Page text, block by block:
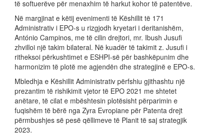
të softuerëve për menaxhim të harkut kohor të patentëve.
Në margjinat e këtij evenimenti të Këshillit të 171
Administrativ i EPO-s u rizgjodh kryetari i deritanishëm,
António Campinos, me të cilin drejtori, mr. Ibush Jusufi
zhvilloi një takim bilateral. Në kuadër të takimit z. Jusufi i
ritheksoi përkushtimet e ESHPI-së për bashkëpunim dhe
harmonizim të plotë me agjendën dhe strategjinë e EPO-s.
Mbledhja e Këshillit Administrativ përfshiu gjithashtu një
prezantim të rishikimit vjetor të EPO 2021 me shtetet
anëtare, të cilat e mbështesin plotësisht përparimin e
fuqishëm të bërë nga Zyra Evropiane për Patenta drejt
përmbushjes së pesë qëllimeve të Planit të saj strategjik
2023.